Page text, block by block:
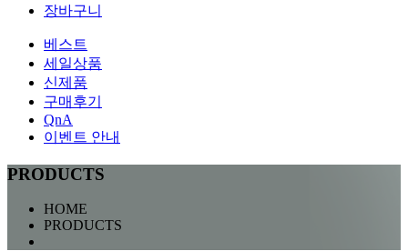
장바구니
베스트
세일상품
신제품
구매후기
QnA
이벤트 안내
PRODUCTS
HOME
PRODUCTS